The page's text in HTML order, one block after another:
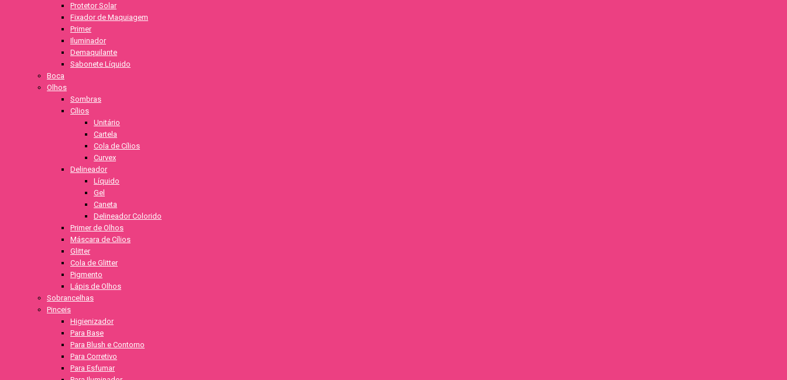
Protetor Solar
Fixador de Maquiagem
Primer
Iluminador
Demaquilante
Sabonete Líquido
Boca
Olhos
Sombras
Cílios
Unitário
Cartela
Cola de Cílios
Curvex
Delineador
Líquido
Gel
Caneta
Delineador Colorido
Primer de Olhos
Máscara de Cílios
Glitter
Cola de Glitter
Pigmento
Lápis de Olhos
Sobrancelhas
Pinceis
Higienizador
Para Base
Para Blush e Contorno
Para Corretivo
Para Esfumar